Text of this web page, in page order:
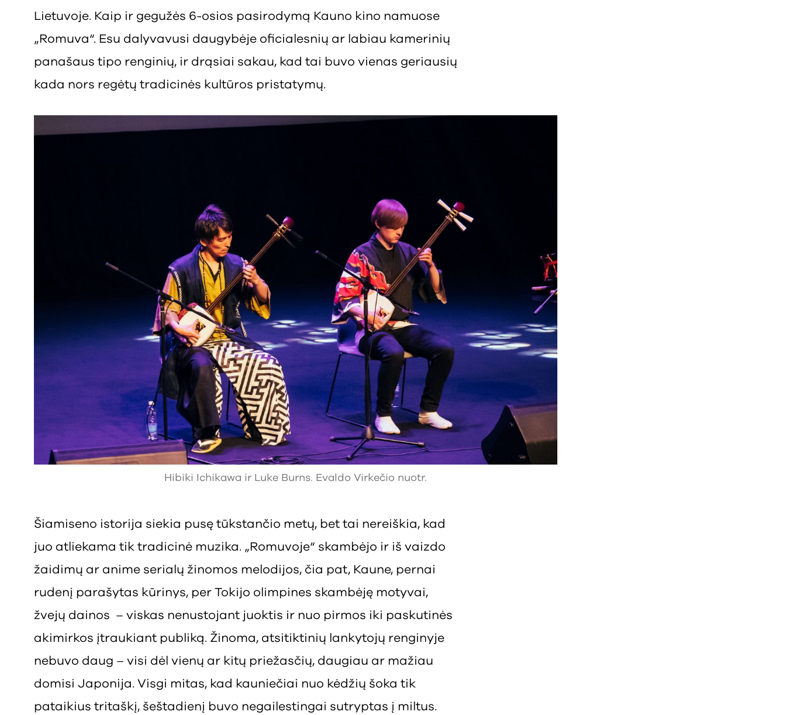
Lietuvoje. Kaip ir gegužės 6-osios pasirodymą Kauno kino namuose
„Romuva“. Esu dalyvavusi daugybėje oficialesnių ar labiau kamerinių
panašaus tipo renginių, ir drąsiai sakau, kad tai buvo vienas geriausių
kada nors regėtų tradicinės kultūros pristatymų.
Hibiki Ichikawa ir Luke Burns. Evaldo Virkečio nuotr.
Šiamiseno istorija siekia pusę tūkstančio metų, bet tai nereiškia, kad
juo atliekama tik tradicinė muzika. „Romuvoje“ skambėjo ir iš vaizdo
žaidimų ar anime serialų žinomos melodijos, čia pat, Kaune, pernai
rudenį parašytas kūrinys, per Tokijo olimpines skambėję motyvai,
žvejų dainos – viskas nenustojant juoktis ir nuo pirmos iki paskutinės
akimirkos įtraukiant publiką. Žinoma, atsitiktinių lankytojų renginyje
nebuvo daug – visi dėl vienų ar kitų priežasčių, daugiau ar mažiau
domisi Japonija. Visgi mitas, kad kauniečiai nuo kėdžių šoka tik
pataikius tritaškį, šeštadienį buvo negailestingai sutryptas į miltus.